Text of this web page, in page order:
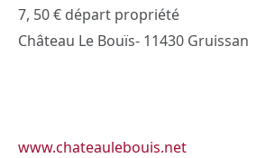
7, 50 € départ propriété
Château Le Bouïs- 11430 Gruissan
www.chateaulebouis.net